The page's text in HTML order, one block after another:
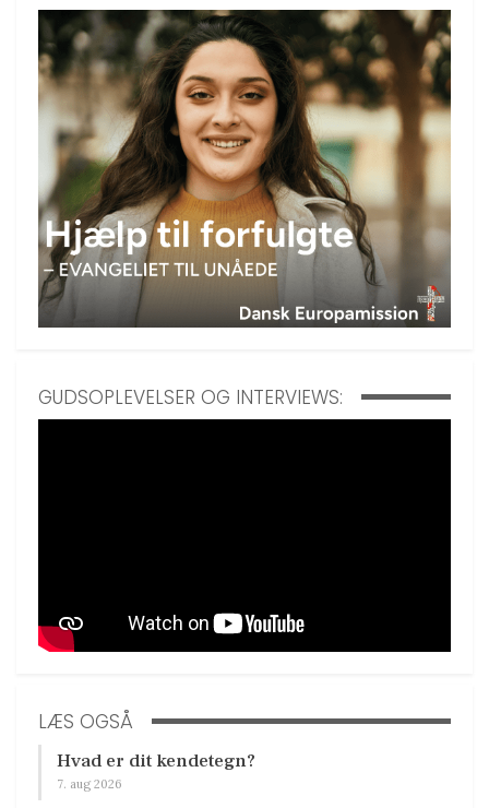
GUDSOPLEVELSER OG INTERVIEWS:
LÆS OGSÅ
Hvad er dit kendetegn?
7. aug 2026